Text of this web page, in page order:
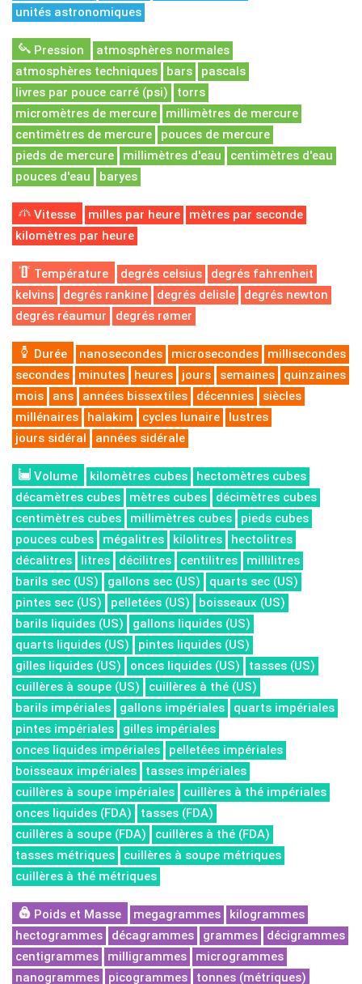
unités astronomiques
Pression
atmosphères normales
atmosphères techniques
bars
pascals
livres par pouce carré (psi)
torrs
micromètres de mercure
millimètres de mercure
centimètres de mercure
pouces de mercure
pieds de mercure
millimètres d'eau
centimètres d'eau
pouces d'eau
baryes
Vitesse milles par heure
mètres par seconde
kilomètres par heure
Température degrés celsius
degrés fahrenheit
kelvins
degrés rankine degrés delisle
degrés newton
degrés réaumur
degrés rømer
Durée nanosecondes microsecondes
millisecondes
secondes
minutes heures jours semaines
quinzaines
mois
ans années bissextiles décennies
siècles
millénaires
halakim cycles lunaire
lustres
jours sidéral
années sidérale
Volume kilomètres cubes
hectomètres cubes
décamètres cubes
mètres cubes
décimètres cubes
centimètres cubes
millimètres cubes
pieds cubes
pouces cubes
mégalitres kilolitres
hectolitres
décalitres
litres décilitres centilitres
millilitres
barils sec (US)
gallons sec (US)
quarts sec (US)
pintes sec (US)
pelletées (US)
boisseaux (US)
barils liquides (US)
gallons liquides (US)
quarts liquides (US)
pintes liquides (US)
gilles liquides (US)
onces liquides (US)
tasses (US)
cuillères à soupe (US)
cuillères à thé (US)
barils impériales
gallons impériales
quarts impériales
pintes impériales
gilles impériales
onces liquides impériales
pelletées impériales
boisseaux impériales
tasses impériales
cuillères à soupe impériales
cuillères à thé impériales
onces liquides (FDA)
tasses (FDA)
cuillères à soupe (FDA)
cuillères à thé (FDA)
tasses métriques
cuillères à soupe métriques
cuillères à thé métriques
Poids et Masse megagrammes
kilogrammes
hectogrammes
décagrammes grammes
décigrammes
centigrammes
milligrammes
microgrammes
nanogrammes
picogrammes tonnes (métriques)